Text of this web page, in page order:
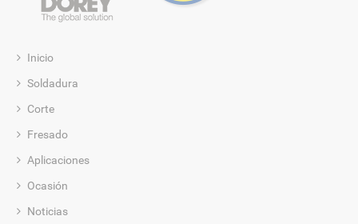
Inicio
Soldadura
Corte
Fresado
Aplicaciones
Ocasión
Noticias